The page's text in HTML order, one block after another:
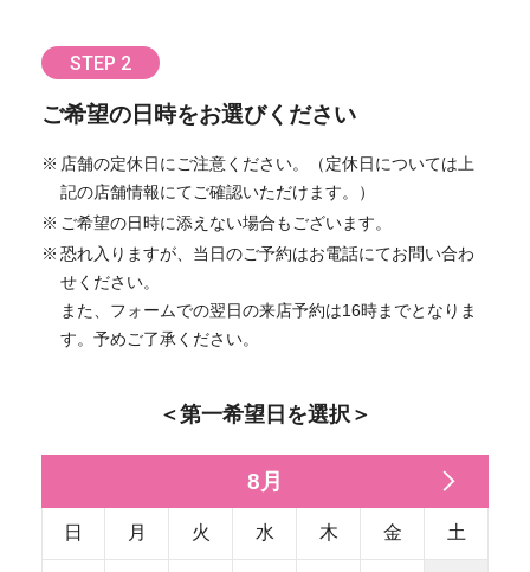
STEP 2
ご希望の日時をお選びください
店舗の定休日にご注意ください。（定休日については上
記の店舗情報にてご確認いただけます。）
ご希望の日時に添えない場合もございます。
恐れ入りますが、当日のご予約はお電話にてお問い合わ
せください。
また、フォームでの翌日の来店予約は16時までとなりま
す。予めご了承ください。
＜第一希望日を選択＞
8月
日 月 火 水 木 金 土